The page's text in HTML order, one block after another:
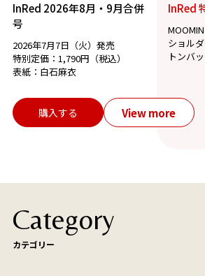
InRed 2026年8月・9月合併
号
2026年7月7日（火）発売
特別定価：1,790円（税込）
表紙：白石麻衣
InRed
MOOMIN
ショル
トンバ
購入する View more
Category
カテゴリー